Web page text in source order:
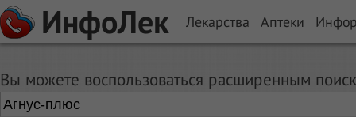
ИнфоЛек Лекарства Аптеки
Вы можете воспользоваться расширенным